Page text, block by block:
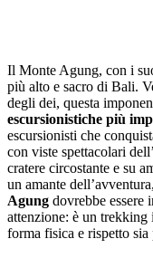
Il Monte Agung, con i
più alto e sacro di Bali.
degli dei, questa
escursionistiche più
escursionisti che
con viste spettacolari
cratere circostante e su
un amante dell’avventura,
Agung dovrebbe essere
attenzione: è un trekking
forma fisica e rispetto